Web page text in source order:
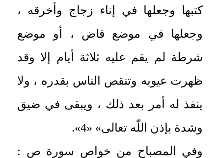
كتبها وجعلها في إناء زجاج وأخرقه ،
وجعلها في موضع قاض ، أو موضع
شرطة لم يقم عليه ثلاثة أيام إلا وقد
ظهرت عيوبه وتنقص الناس بقدره ، ولا
ينفذ له أمر بعد ذلك ، ويبقى في ضيق
وشدة بإذن اللّه تعالى» «4».
وفي المصباح من خواص سورة ص :